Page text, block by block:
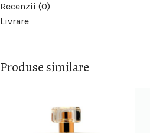
Recenzii (0)
Livrare
Produse similare